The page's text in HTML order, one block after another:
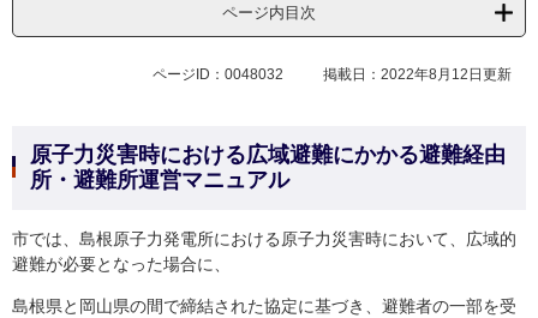
ページ内目次
ページID：0048032 掲載日：2022年8月12日更新
原子力災害時における広域避難にかかる避難経由
所・避難所運営マニュアル
市では、島根原子力発電所における原子力災害時において、広域的
避難が必要となった場合に、
島根県と岡山県の間で締結された協定に基づき、避難者の一部を受